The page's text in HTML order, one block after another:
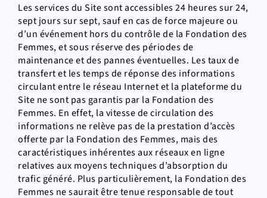
Les services du Site sont accessibles 24 heures sur 24,
sept jours sur sept, sauf en cas de force majeure ou
d’un événement hors du contrôle de la Fondation des
Femmes, et sous réserve des périodes de
maintenance et des pannes éventuelles. Les taux de
transfert et les temps de réponse des informations
circulant entre le réseau Internet et la plateforme du
Site ne sont pas garantis par la Fondation des
Femmes. En effet, la vitesse de circulation des
informations ne relève pas de la prestation d’accès
offerte par la Fondation des Femmes, mais des
caractéristiques inhérentes aux réseaux en ligne
relatives aux moyens techniques d’absorption du
trafic généré. Plus particulièrement, la Fondation des
Femmes ne saurait être tenue responsable de tout